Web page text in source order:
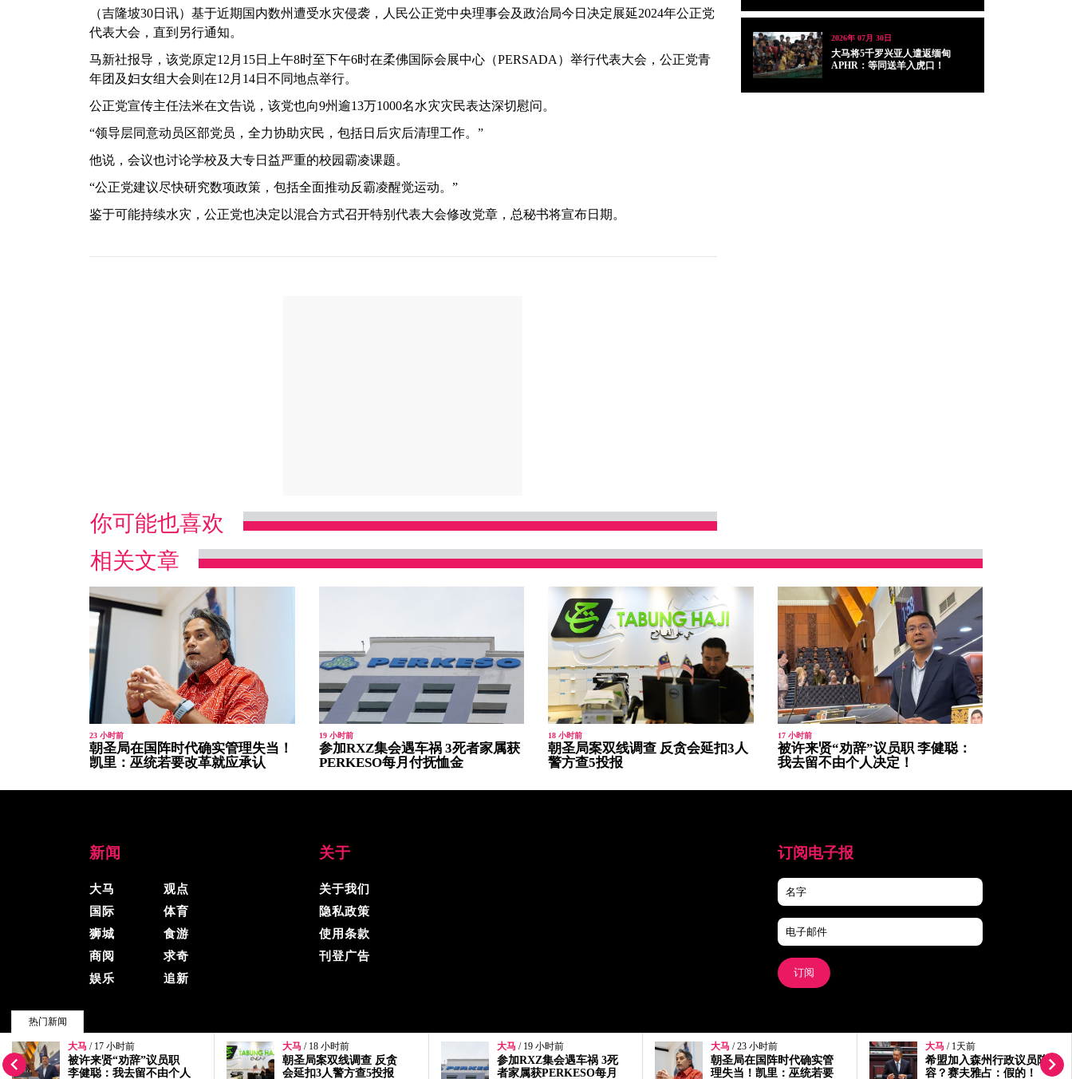
热门新闻
大马 / 18 小时前
朝圣局案双线调查 反贪
会延扣3人警方查5投报
大马 / 19 小时前
参加RXZ集会遇车祸 3死
者家属获PERKESO每月
大马 / 23 小时前
朝圣局在国阵时代确实管
理失当！凯里：巫统若要
大马 / 1天前
希盟加入森州行政议员阵
容？赛夫雅占：假的！
大马 / 1天前
选民为败选落泪 陆兆
福：我输了选举赢了民心
（吉隆坡30日讯）基于近期国内数州遭受水灾侵袭，人民公正党中央理事会及政治局今日决定展延2024年公正党
代表大会，直到另行通知。
马新社报导，该党原定12月15日上午8时至下午6时在柔佛国际会展中心（PERSADA）举行代表大会，公正党青
年团及妇女组大会则在12月14日不同地点举行。
公正党宣传主任法米在文告说，该党也向9州逾13万1000名水灾灾民表达深切慰问。
“领导层同意动员区部党员，全力协助灾民，包括日后灾后清理工作。”
他说，会议也讨论学校及大专日益严重的校园霸凌课题。
“公正党建议尽快研究数项政策，包括全面推动反霸凌醒觉运动。”
鉴于可能持续水灾，公正党也决定以混合方式召开特别代表大会修改党章，总秘书将宣布日期。
你可能也喜欢
2026年 07月 30日
大马将5千罗兴亚人遣返缅甸
APHR：等同送羊入虎口！
相关文章
23 小时前
朝圣局在国阵时代确实管理失当！
凯里：巫统若要改革就应承认
19 小时前
参加RXZ集会遇车祸 3死者家属获
PERKESO每月付抚恤金
18 小时前
朝圣局案双线调查 反贪会延扣3人
警方查5投报
17 小时前
被许来贤“劝辞”议员职 李健聪：
我去留不由个人决定！
新闻
大马
国际
狮城
商阅
娱乐
观点
体育
食游
求奇
追新
关于
关于我们
隐私政策
使用条款
刊登广告
订阅电子报
订阅
© 2026, 精彩大马, 版权所有.